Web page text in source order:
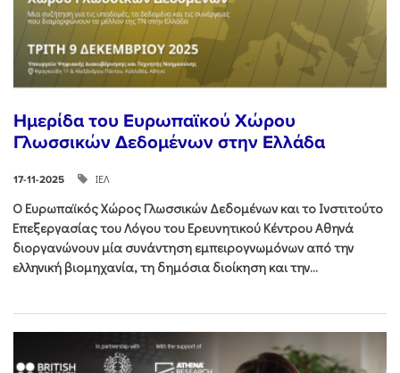
Ημερίδα του Ευρωπαϊκού Χώρου
Γλωσσικών Δεδομένων στην Ελλάδα
17-11-2025 ΙΕΛ
Ο Ευρωπαϊκός Χώρος Γλωσσικών Δεδομένων και το Ινστιτούτο
Επεξεργασίας του Λόγου του Ερευνητικού Κέντρου Αθηνά
διοργανώνουν μία συνάντηση εμπειρογνωμόνων από την
ελληνική βιομηχανία, τη δημόσια διοίκηση και την...